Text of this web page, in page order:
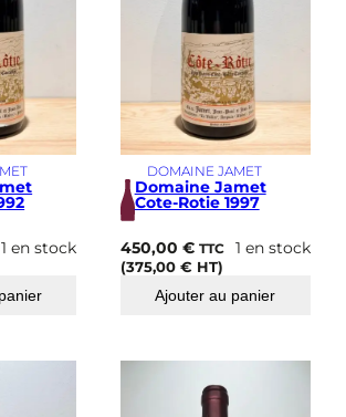
1 en stock
DOMAINE JAMET
Domaine Jamet
Cote-Rotie 1997
450,00 € TTC
(375,00 €HT)
1 en stock
Ajouter au panier